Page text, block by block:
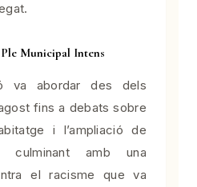
Municipal Intens
va abordar des dels
fins a debats sobre
i l’ampliació de
culminant amb una
el racisme que va